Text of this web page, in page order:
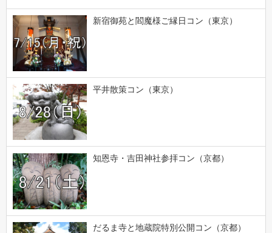
新宿御苑と閻魔様ご縁日コン（東京）
平井散策コン（東京）
知恩寺・吉田神社参拝コン（京都）
だるま寺と地蔵院特別公開コン（京都）